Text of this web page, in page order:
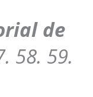
de
58. 59.